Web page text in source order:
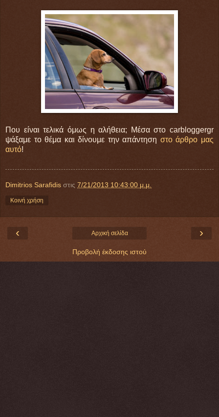
Που είναι τελικά όμως η αλήθεια; Μέσα στο carbloggergr
ψάξαμε το θέμα και δίνουμε την απάντηση στο άρθρο μας
αυτό!
Dimitrios Sarafidis στις 7/21/2013 10:43:00 μ.μ.
Κοινή χρήση
‹ ›
Αρχική σελίδα
Προβολή έκδοσης ιστού